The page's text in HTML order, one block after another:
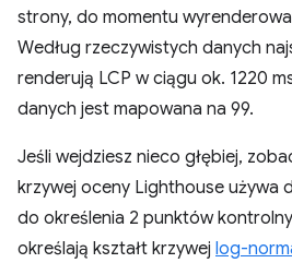
strony, do momentu
Według rzeczywistych danych
renderują LCP w ciągu ok. 1220
danych jest mapowana na 99.
Jeśli wejdziesz nieco głębiej,
krzywej oceny Lighthouse używa
do określenia 2 punktów
określają kształt krzywej log-